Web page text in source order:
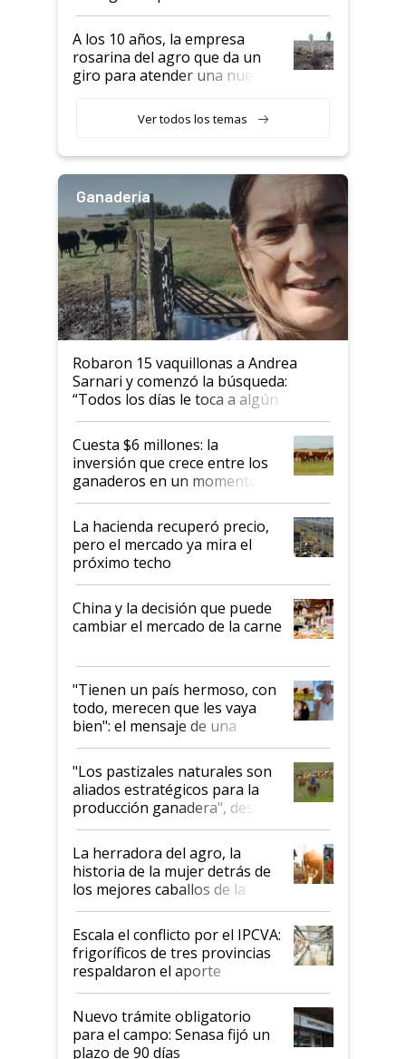
por tonelada: compraron un
semillero
A los 10 años, la empresa
rosarina del agro que da un
giro para atender una nueva
Ver todos los temas
Ganadería
Robaron 15 vaquillonas a Andrea
Sarnari y comenzó la búsqueda:
“Todos los días le toca a algún
productor”
Cuesta $6 millones: la
inversión que crece entre los
ganaderos en un momento
histórico para la actividad
La hacienda recuperó precio,
pero el mercado ya mira el
próximo techo
China y la decisión que puede
cambiar el mercado de la carne
"Tienen un país hermoso, con
todo, merecen que les vaya
bien": el mensaje de una
ganadera uruguaya sobre las
oportunidades que se abren
para el agro en Argentina, con
foco en la carne
"Los pastizales naturales son
aliados estratégicos para la
producción ganadera", destaca
la iniciativa que ya reúne a 46
establecimientos en Argentina
La herradora del agro, la
historia de la mujer detrás de
los mejores caballos de la
Argentina y los mitos que
todavía hacen sufrir a estos
animales: "Mientras me
descalificaban, yo seguí
haciendo currículum"
Escala el conflicto por el IPCVA:
frigoríficos de tres provincias
respaldaron el aporte
obligatorio
Nuevo trámite obligatorio
para el campo: Senasa fijó un
plazo de 90 días